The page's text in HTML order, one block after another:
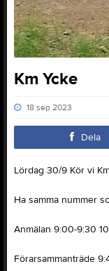
Km Ycke
18 sep 2023
Dela
Lördag 30/9 Kör vi
Ha samma nummer
Anmälan 9:00-9:30
Förarsammanträde